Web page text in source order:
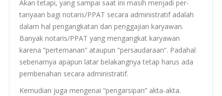
Akan tetapi, yang sam­pai saat ini masih men­jadi per­
tanyaan bagi notaris/PPAT secara admin­is­tratif adalah
dalam hal pen­gangkatan dan peng­ga­jian karyawan.
Banyak notaris/PPAT yang men­gangkat karyawan
karena “perte­m­anan” ataupun “per­saudaraan”. Pada­hal
sebe­narnya apapun latar belakangnya tetap harus ada
pem­be­na­han secara administratif.
Kemu­dian juga men­ge­nai “pen­gar­si­pan” akta-akta.